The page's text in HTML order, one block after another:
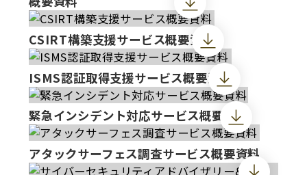
CSIRT構築支援サービス概要資料
ISMS認証取得支援サービス概要資料
緊急インシデント対応サービス概要資料
アタックサーフェス調査サービス概要資料